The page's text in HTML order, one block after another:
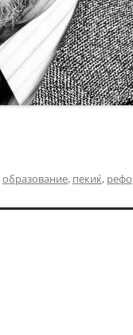
образование, пекиќ,